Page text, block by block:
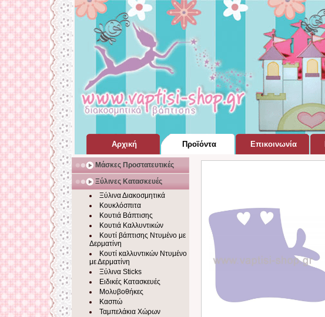
Αρχική
Σελίδα Home Page
Προϊόντα Επικοινωνία
Μάσκες Προστατευτικές
Ξύλινες Κατασκευές
Ξύλινα Διακοσμητικά
Κουκλόσπιτα
Κουτιά Βάπτισης
Κουτιά Καλλυντικών
Κουτί βάπτισης Ντυμένο με
Δερματίνη
Κουτί καλλυντικών Ντυμένο
με Δερματίνη
Ξύλινα Sticks
Ειδικές Κατασκευές
Μολυβοθήκες
Κασπώ
Ταμπελάκια Χώρων